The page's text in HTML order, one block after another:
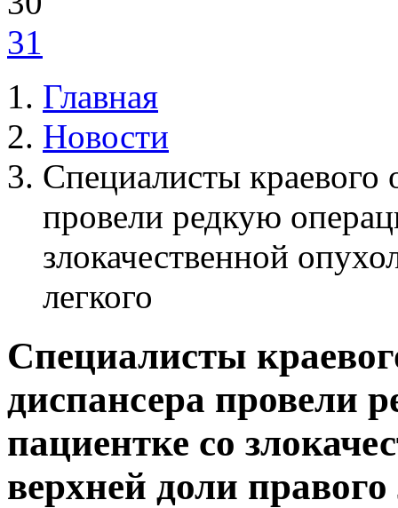
31
Главная
Новости
Специалисты краевого
провели редкую
злокачественной
легкого
Специалисты
диспансера провели
пациентке со
верхней доли правого